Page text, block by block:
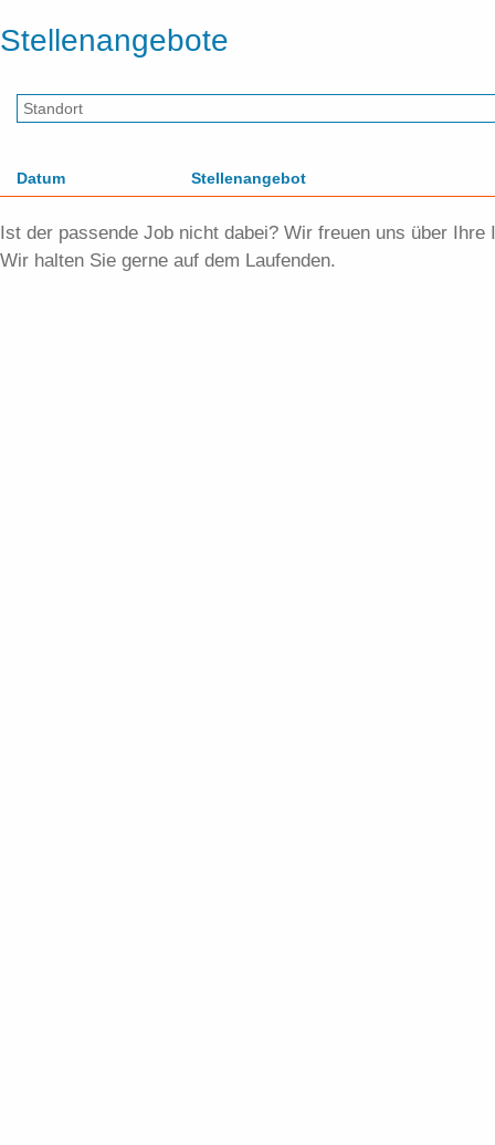
Stellenangebote
Datum Stellenangebot
Ist der passende Job nicht dabei? Wir freuen uns über Ihre
Wir halten Sie gerne auf dem Laufenden.